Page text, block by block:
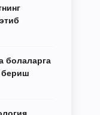
болаларга
бериш